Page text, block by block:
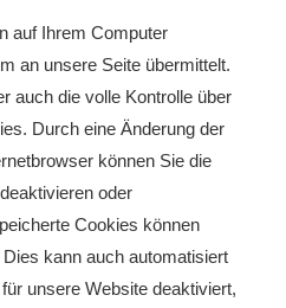
auf Ihrem Computer
an unsere Seite übermittelt.
auch die volle Kontrolle über
Durch eine Änderung der
können Sie die
oder
Cookies können
kann auch automatisiert
unsere Website deaktiviert,